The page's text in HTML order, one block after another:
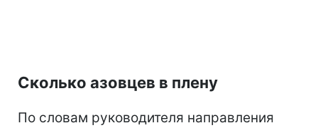
Сколько азовцев в плену
По словам руководителя направления